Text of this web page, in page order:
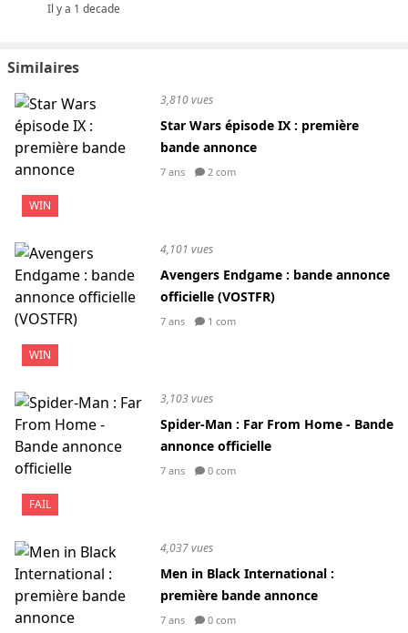
Il y a 1 decade
Similaires
WIN
3,810 vues
Star Wars épisode IX : première
bande annonce
7 ans 2 com
WIN
4,101 vues
Avengers Endgame : bande annonce
officielle (VOSTFR)
7 ans 1 com
FAIL
3,103 vues
Spider-Man : Far From Home - Bande
annonce officielle
7 ans 0 com
4,037 vues
Men in Black International :
première bande annonce
7 ans 0 com